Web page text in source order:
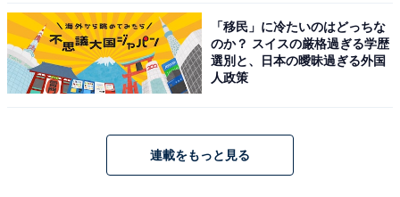
「移民」に冷たいのはどっちな
のか？ スイスの厳格過ぎる学歴
選別と、日本の曖昧過ぎる外国
人政策
連載をもっと見る